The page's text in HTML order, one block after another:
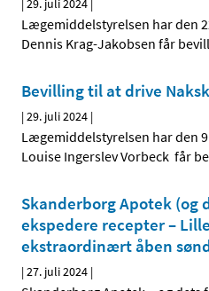
|29. juli 2024 |
Lægemiddelstyrelsen har den
Dennis Krag-Jakobsen får
Bevilling til at drive
|29. juli 2024 |
Lægemiddelstyrelsen har den
Louise Ingerslev Vorbeck får
Skanderborg Apotek
ekspedere recepter –
ekstraordinært åben
|27. juli 2024 |